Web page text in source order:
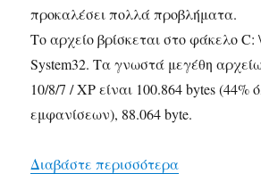
προκαλέσει πολλά προβλήματα.
Το αρχείο βρίσκεται στο φάκελο C:
System32. Τα γνωστά μεγέθη
10/8/7 / XP είναι 100.864 bytes (44%
εμφανίσεων), 88.064 byte.
Διαβάστε περισσότερα